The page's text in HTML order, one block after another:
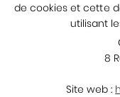
de cookies et cette
utilisant
8
Site web :